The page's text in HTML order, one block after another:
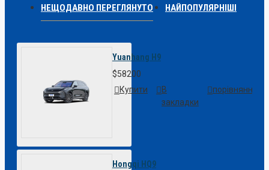
НЕЩОДАВНО ПЕРЕГЛЯНУТО НАЙПОПУЛЯРНІШІ
Yuanhang H9
$58200
Купити
В
закладки
порівняння
Hongqi HQ9